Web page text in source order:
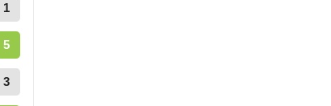
1
5
3